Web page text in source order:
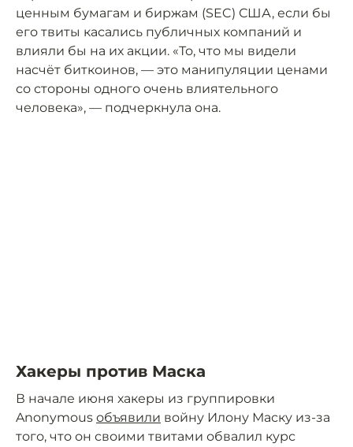
ценным бумагам и биржам (SEC) США, если бы
его твиты касались публичных компаний и
влияли бы на их акции. «То, что мы видели
насчёт биткоинов, — это манипуляции ценами
со стороны одного очень влиятельного
человека», — подчеркнула она.
Хакеры против Маска
В начале июня хакеры из группировки
Anonymous объявили войну Илону Маску из-за
того, что он своими твитами обвалил курс